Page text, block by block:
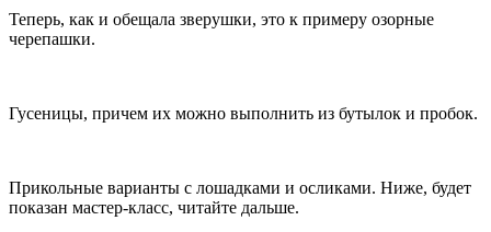
Теперь, как и обещала зверушки, это к примеру озорные
черепашки.
Гусеницы, причем их можно выполнить из бутылок и пробок.
Прикольные варианты с лошадками и осликами. Ниже, будет
показан мастер-класс, читайте дальше.